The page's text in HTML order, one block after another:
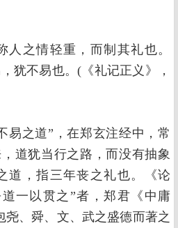
人之情轻重，而制其礼也。
犹不易也。(《礼记正义》，
易之道”，在郑玄注经中，常
道犹当行之路，而没有抽象
道，指三年丧之礼也。《论
一以贯之”者，郑君《中庸
尧、舜、文、武之盛德而著之